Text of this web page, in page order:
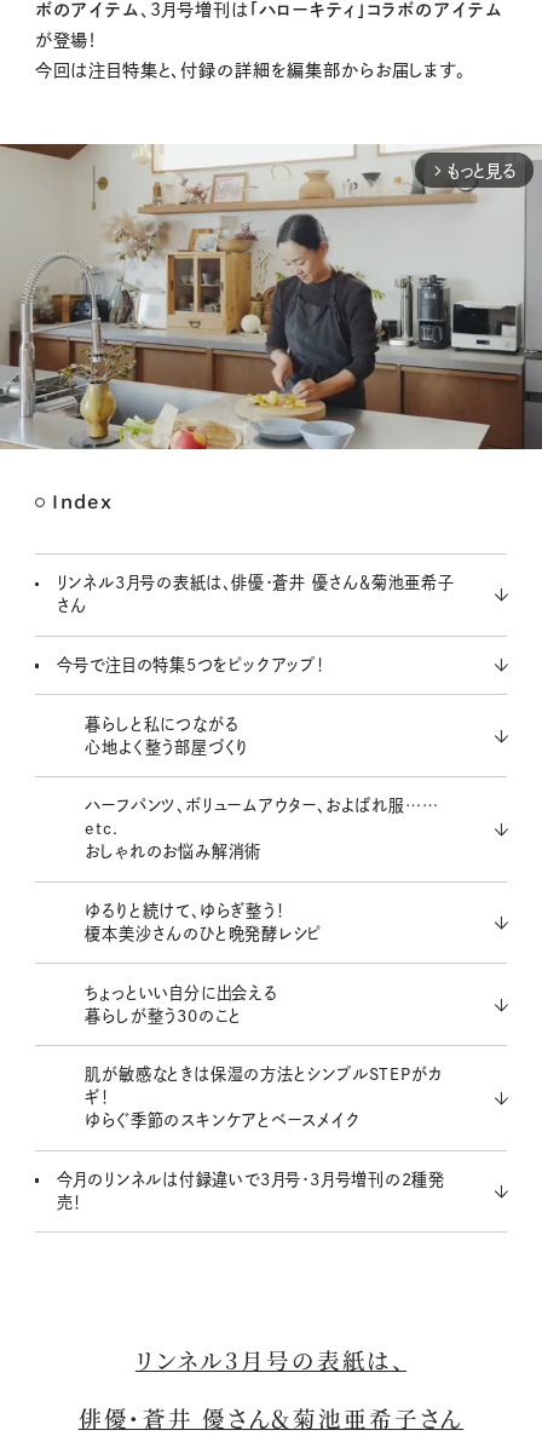
ボのアイテム 、3月号増刊は
「ハローキティ」コラボのアイテム
が登場！
今回は注目特集と、付録の詳細を編集部からお届します。
arrow_forward_ios もっと見る
e
Index
リンネル3月号の表紙は、俳優・蒼井 優さん＆菊池亜希子
さん
今号で注目の特集5つをピックアップ！
暮らしと私につながる
心地よく整う部屋づくり
ハーフパンツ、ボリュームアウター、およばれ服……
etc.
おしゃれのお悩み解消術
ゆるりと続けて、ゆらぎ整う！
榎本美沙さんのひと晩発酵レシピ
ちょっといい自分に出会える
暮らしが整う30のこと
肌が敏感なときは保湿の方法とシンプルSTEPがカ
ギ！
ゆらぐ季節のスキンケアとベースメイク
今月のリンネルは付録違いで3月号・3月号増刊の2種発
売！
リンネル3月号の表紙は、
俳優・蒼井 優さん＆菊池亜希子さん